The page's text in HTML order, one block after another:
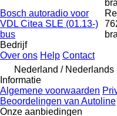
Bosch autoradio voor
VDL Citea SLE (01.13-)
bus
Bedrijf
Over ons Help Contact
Nederland / Nederlands
Informatie
Algemene voorwaarden
Beoordelingen van Autoline
Onze aanbiedingen